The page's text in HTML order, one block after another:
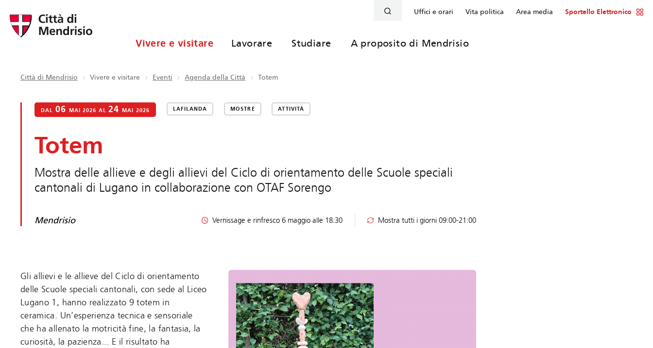
Uffici e orari Vita politica Area media Sportello Elettronico
Vivere e visitare Lavorare Studiare A proposito di Mendrisio
Città di Mendrisio Vivere e visitare Eventi Agenda della Città Totem
DAL 06 MAI 2026 AL 24 MAI 2026 LAFILANDA MOSTRE ATTIVITÀ
Totem
Mostra delle allieve e degli allievi del Ciclo di orientamento delle Scuole speciali
cantonali di Lugano in collaborazione con OTAF Sorengo
Mendrisio Vernissage e rinfresco 6 maggio alle 18:30 Mostra tutti i giorni 09:00-21:00
Gli allievi e le allieve del Ciclo di orientamento
delle Scuole speciali cantonali, con sede al Liceo
Lugano 1, hanno realizzato 9 totem in
ceramica. Un’esperienza tecnica e sensoriale
che ha allenato la motricità fine, la fantasia, la
curiosità, la pazienza... E il risultato ha